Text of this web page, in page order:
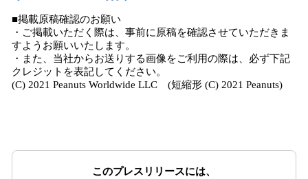
■掲載原稿確認のお願い
・ご掲載いただく際は、事前に原稿を確認させていただきま
すようお願いいたします。
・また、当社からお送りする画像をご利用の際は、必ず下記
クレジットを表記してください。
(C) 2021 Peanuts Worldwide LLC (短縮形 (C) 2021 Peanuts)
このプレスリリースには、